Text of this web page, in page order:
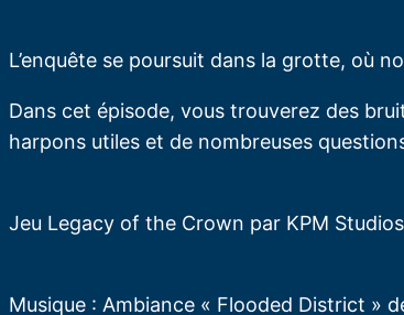
L’enquête se poursuit dans la grotte, où
Dans cet épisode, vous trouverez des
harpons utiles et de nombreuses
Jeu Legacy of the Crown par KPM Studios
Musique : Ambiance « Flooded District »